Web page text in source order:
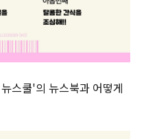
스쿨'의 뉴스북과 어떻게